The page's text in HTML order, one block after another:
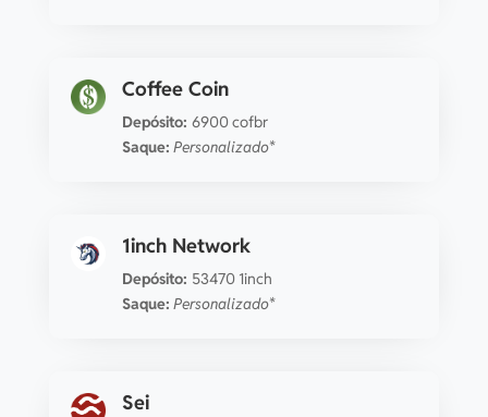
Coffee Coin
Depósito: 6900 cofbr
Saque: Personalizado*
1inch Network
Depósito: 53470 1inch
Saque: Personalizado*
Sei